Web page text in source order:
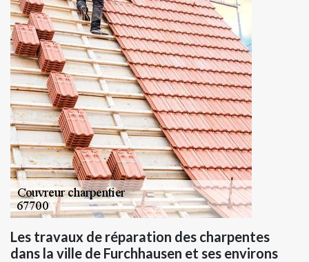
Les travaux de réparation des charpentes
dans la ville de Furchhausen et ses environs